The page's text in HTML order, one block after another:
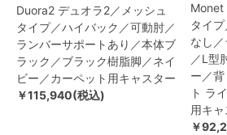
Duora2 デュオラ2／メッシュ
タイプ／ハイバック／可動肘／
ランバーサポートあり／本体ブ
ラック／ブラック樹脂脚／ネイ
ビー／カーペット用キャスター
￥115,940(税込)
Monet
タイ
なし
／L型
ー／
ト ラ
用キ
￥